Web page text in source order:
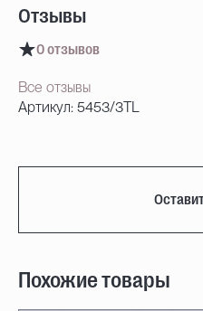
Отзывы
0 отзывов
Все отзывы
Артикул: 5453/3TL
Похожие товары